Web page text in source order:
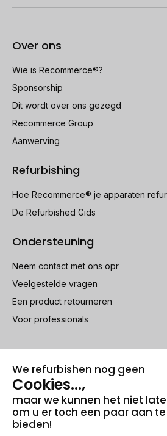
Over ons
Wie is Recommerce®?
Sponsorship
Dit wordt over ons gezegd
Recommerce Group
Aanwerving
Refurbishing
Hoe Recommerce® je apparaten
De Refurbished Gids
Ondersteuning
Neem contact met ons opr
Veelgestelde vragen
Een product retourneren
Voor professionals
100% beveiligde betaling